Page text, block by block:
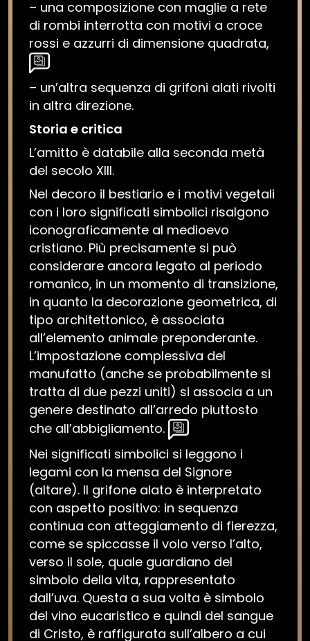
– una composizione con maglie a rete
di rombi interrotta con motivi a croce
rossi e azzurri di dimensione quadrata,
– un’altra sequenza di grifoni alati rivolti
in altra direzione.
Storia e critica
L’amitto è databile alla seconda metà
del secolo XIII.
Nel decoro il bestiario e i motivi vegetali
con i loro significati simbolici risalgono
iconograficamente al medioevo
cristiano. Più precisamente si può
considerare ancora legato al periodo
romanico, in un momento di transizione,
in quanto la decorazione geometrica, di
tipo architettonico, è associata
all’elemento animale preponderante.
L’impostazione complessiva del
manufatto (anche se probabilmente si
tratta di due pezzi uniti) si associa a un
genere destinato all’arredo piuttosto
che all’abbigliamento.
Nei significati simbolici si leggono i
legami con la mensa del Signore
(altare). Il grifone alato è interpretato
con aspetto positivo: in sequenza
continua con atteggiamento di fierezza,
come se spiccasse il volo verso l’alto,
verso il sole, quale guardiano del
simbolo della vita, rappresentato
dall’uva. Questa a sua volta è simbolo
del vino eucaristico e quindi del sangue
di Cristo, è raffigurata sull’albero a cui